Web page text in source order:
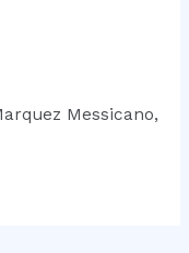
Messicano,